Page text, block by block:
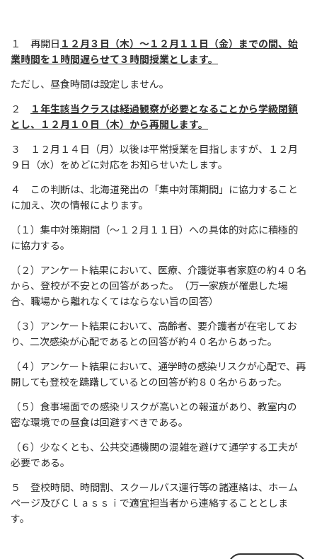
１ 再開日 １２月３日（木）～１２月１１日（金）までの間、始
業時間を１時間遅らせて３時間授業とします。
ただし、昼食時間は設定しません。
２
１年生該当クラスは経過観察が必要となることから学級閉鎖
とし、１２月１０日（木）から再開します。
３ １２月１４日（月）以後は平常授業を目指しますが、１２月
９日（水）をめどに対応をお知らせいたします。
４ この判断は、北海道発出の「集中対策期間」に協力すること
に加え、次の情報によります。
（１）集中対策期間（～１２月１１日）への具体的対応に積極的
に協力する。
（２）アンケート結果において、医療、介護従事者家庭の約４０名
から、登校が不安との回答があった。（万一家族が罹患した場
合、職場から離れなくてはならない旨の回答）
（３）アンケート結果において、高齢者、要介護者が在宅してお
り、二次感染が心配であるとの回答が約４０名からあった。
（４）アンケート結果において、通学時の感染リスクが心配で、再
開しても登校を躊躇しているとの回答が約８０名からあった。
（５）食事場面での感染リスクが高いとの報道があり、教室内の
密な環境での昼食は回避すべきである。
（６）少なくとも、公共交通機関の混雑を避けて通学する工夫が
必要である。
５ 登校時間、時間割、スクールバス運行等の諸連絡は、ホーム
ページ及びＣｌａｓｓｉで適宜担当者から連絡することとしま
す。